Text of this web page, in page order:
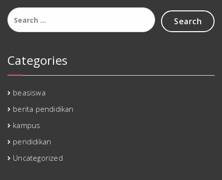
Search
for:
Categories
beasiswa
berita pendidikan
kampus
pendidikan
Uncategorized